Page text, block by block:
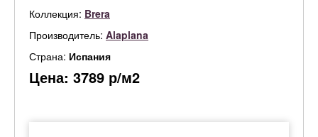
Коллекция: Brera
Производитель: Alaplana
Страна: Испания
Цена: 3789 р/м2